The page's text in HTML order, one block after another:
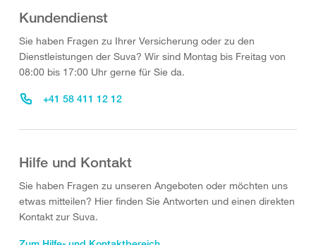
Kundendienst
Sie haben Fragen zu Ihrer Versicherung oder zu den
Dienstleistungen der Suva? Wir sind Montag bis Freitag von
08:00 bis 17:00 Uhr gerne für Sie da.
+41 58 411 12 12
Hilfe und Kontakt
Sie haben Fragen zu unseren Angeboten oder möchten uns
etwas mitteilen? Hier finden Sie Antworten und einen direkten
Kontakt zur Suva.